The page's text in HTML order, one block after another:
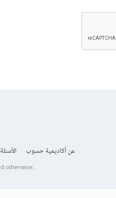
عن أكاديمية حسوب
otherwise.